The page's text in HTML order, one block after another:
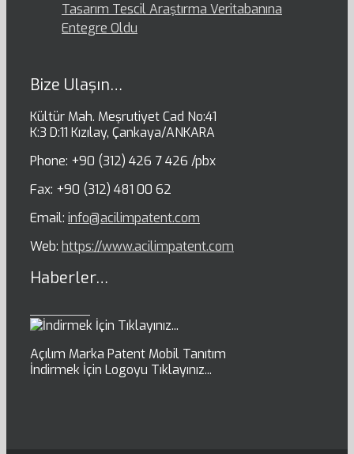
Tasarım Tescil Araştırma Veritabanına
Entegre Oldu
Bize Ulaşın…
Kültür Mah. Meşrutiyet Cad No:41
K:3 D:11 Kızılay, Çankaya/ANKARA
Phone: +90 (312) 426 7 426 /pbx
Fax: +90 (312) 481 00 62
Email: info@acilimpatent.com
Web: https://www.acilimpatent.com
Haberler…
Açılım Marka Patent Mobil Tanıtım
İndirmek İçin Logoyu Tıklayınız...